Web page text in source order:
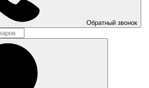
Обратный звонок